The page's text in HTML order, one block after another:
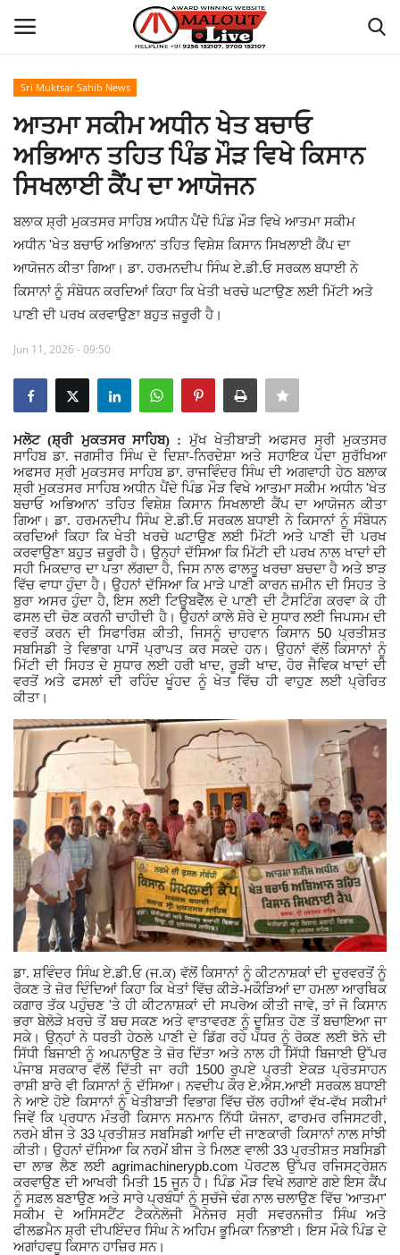
Home
How to Reach Malout
Privacy Policy
Malout News
History of Malout
Giddarbaha
Railway Time Table
Lambi
Sri Muktsar Sahib News
Punjab
Life & Style
Important
Contact Us
Sri Muktsar Sahib News
ਆਤਮਾ ਸਕੀਮ ਅਧੀਨ ਖੇਤ ਬਚਾਓ
ਅਭਿਆਨ ਤਹਿਤ ਪਿੰਡ ਮੌੜ ਵਿਖੇ ਕਿਸਾਨ
ਸਿਖਲਾਈ ਕੈਂਪ ਦਾ ਆਯੋਜਨ
ਬਲਾਕ ਸ਼੍ਰੀ ਮੁਕਤਸਰ ਸਾਹਿਬ ਅਧੀਨ ਪੈਂਦੇ ਪਿੰਡ ਮੌੜ ਵਿਖੇ ਆਤਮਾ ਸਕੀਮ
ਅਧੀਨ 'ਖੇਤ ਬਚਾਓ ਅਭਿਆਨ' ਤਹਿਤ ਵਿਸ਼ੇਸ਼ ਕਿਸਾਨ ਸਿਖਲਾਈ ਕੈਂਪ ਦਾ
ਆਯੋਜਨ ਕੀਤਾ ਗਿਆ। ਡਾ. ਹਰਮਨਦੀਪ ਸਿੰਘ ਏ.ਡੀ.ਓ ਸਰਕਲ ਬਧਾਈ ਨੇ
ਕਿਸਾਨਾਂ ਨੂੰ ਸੰਬੋਧਨ ਕਰਦਿਆਂ ਕਿਹਾ ਕਿ ਖੇਤੀ ਖਰਚੇ ਘਟਾਉਣ ਲਈ ਮਿੱਟੀ ਅਤੇ
ਪਾਣੀ ਦੀ ਪਰਖ ਕਰਵਾਉਣਾ ਬਹੁਤ ਜ਼ਰੂਰੀ ਹੈ।
Jun 11, 2026 - 09:50
ਮਲੋਟ (ਸ਼੍ਰੀ ਮੁਕਤਸਰ ਸਾਹਿਬ) : ਮੁੱਖ ਖੇਤੀਬਾੜੀ ਅਫਸਰ ਸ੍ਰੀ ਮੁਕਤਸਰ
ਸਾਹਿਬ ਡਾ. ਜਗਸੀਰ ਸਿੰਘ ਦੇ ਦਿਸ਼ਾ-ਨਿਰਦੇਸ਼ਾ ਅਤੇ ਸਹਾਇਕ ਪੌਦਾ ਸੁਰੱਖਿਆ
ਅਫਸਰ ਸ੍ਰੀ ਮੁਕਤਸਰ ਸਾਹਿਬ ਡਾ. ਰਾਜਵਿੰਦਰ ਸਿੰਘ ਦੀ ਅਗਵਾਹੀ ਹੇਠ ਬਲਾਕ
ਸ਼੍ਰੀ ਮੁਕਤਸਰ ਸਾਹਿਬ ਅਧੀਨ ਪੈਂਦੇ ਪਿੰਡ ਮੌੜ ਵਿਖੇ ਆਤਮਾ ਸਕੀਮ ਅਧੀਨ'ਖੇਤ
ਬਚਾਓ ਅਭਿਆਨ' ਤਹਿਤ ਵਿਸ਼ੇਸ਼ ਕਿਸਾਨ ਸਿਖਲਾਈ ਕੈਂਪ ਦਾ ਆਯੋਜਨ ਕੀਤਾ
ਗਿਆ। ਡਾ. ਹਰਮਨਦੀਪ ਸਿੰਘ ਏ.ਡੀ.ਓ ਸਰਕਲ ਬਧਾਈ ਨੇ ਕਿਸਾਨਾਂ ਨੂੰ ਸੰਬੋਧਨ
ਕਰਦਿਆਂ ਕਿਹਾ ਕਿ ਖੇਤੀ ਖਰਚੇ ਘਟਾਉਣ ਲਈ ਮਿੱਟੀ ਅਤੇ ਪਾਣੀ ਦੀ ਪਰਖ
ਕਰਵਾਉਣਾ ਬਹੁਤ ਜ਼ਰੂਰੀ ਹੈ। ਉਨ੍ਹਾਂ ਦੱਸਿਆ ਕਿ ਮਿੱਟੀ ਦੀ ਪਰਖ ਨਾਲ ਖਾਦਾਂ ਦੀ
ਸਹੀ ਮਿਕਦਾਰ ਦਾ ਪਤਾ ਲੱਗਦਾ ਹੈ, ਜਿਸ ਨਾਲ ਫਾਲਤੂ ਖਰਚਾ ਬਚਦਾ ਹੈ ਅਤੇ ਝਾੜ
ਵਿੱਚ ਵਾਧਾ ਹੁੰਦਾ ਹੈ। ਉਹਨਾਂ ਦੱਸਿਆ ਕਿ ਮਾੜੇ ਪਾਣੀ ਕਾਰਨ ਜ਼ਮੀਨ ਦੀ ਸਿਹਤ ਤੇ
ਬੁਰਾ ਅਸਰ ਹੁੰਦਾ ਹੈ,ਇਸ ਲਈ ਟਿਊਬਵੈੱਲ ਦੇ ਪਾਣੀ ਦੀ ਟੈਸਟਿੰਗ ਕਰਵਾ ਕੇ ਹੀ
ਫਸਲ ਦੀ ਚੋਣ ਕਰਨੀ ਚਾਹੀਦੀ ਹੈ। ਉਹਨਾਂ ਕਾਲੇ ਸ਼ੋਰੇ ਦੇ ਸੁਧਾਰ ਲਈ ਜਿਪਸਮ ਦੀ
ਵਰਤੋਂ ਕਰਨ ਦੀ ਸਿਫਾਰਿਸ਼ ਕੀਤੀ, ਜਿਸਨੂੰ ਚਾਹਵਾਨ ਕਿਸਾਨ 50 ਪ੍ਰਤੀਸ਼ਤ
ਸਬਸਿਡੀ ਤੇ ਵਿਭਾਗ ਪਾਸੋਂ ਪ੍ਰਾਪਤ ਕਰ ਸਕਦੇ ਹਨ। ਉਹਨਾਂ ਵੱਲੋਂ ਕਿਸਾਨਾਂ ਨੂੰ
ਮਿੱਟੀ ਦੀ ਸਿਹਤ ਦੇ ਸੁਧਾਰ ਲਈ ਹਰੀ ਖਾਦ,ਰੂੜੀ ਖਾਦ, ਹੋਰ ਜੈਵਿਕ ਖਾਦਾਂ ਦੀ
ਵਰਤੋਂ ਅਤੇ ਫਸਲਾਂ ਦੀ ਰਹਿੰਦ ਖੂੰਹਦ ਨੂੰ ਖੇਤ ਵਿੱਚ ਹੀ ਵਾਹੁਣ ਲਈ ਪ੍ਰੇਰਿਤ
ਕੀਤਾ।
ਡਾ. ਸ਼ਵਿੰਦਰ ਸਿੰਘ ਏ.ਡੀ.ਓ (ਜ.ਕ) ਵੱਲੋਂ ਕਿਸਾਨਾਂ ਨੂੰ ਕੀਟਨਾਸ਼ਕਾਂ ਦੀ ਦੁਰਵਰਤੋਂ ਨੂੰ
ਰੋਕਣ ਤੇ ਜ਼ੋਰ ਦਿੰਦਿਆਂ ਕਿਹਾ ਕਿ ਖੇਤਾਂ ਵਿੱਚ ਕੀੜੇ-ਮਕੌੜਿਆਂ ਦਾ ਹਮਲਾ ਆਰਥਿਕ
ਕਗਾਰ ਤੱਕ ਪਹੁੰਚਣ'ਤੇ ਹੀ ਕੀਟਨਾਸ਼ਕਾਂ ਦੀ ਸਪਰੇਅ ਕੀਤੀ ਜਾਵੇ, ਤਾਂ ਜੋ ਕਿਸਾਨ
ਭਰਾ ਬੇਲੋੜੇ ਖ਼ਰਚੇ ਤੋਂ ਬਚ ਸਕਣ ਅਤੇ ਵਾਤਾਵਰਣ ਨੂੰ ਦੂਸ਼ਿਤ ਹੋਣ ਤੋਂ ਬਚਾਇਆ ਜਾ
ਸਕੇ। ਉਨ੍ਹਾਂ ਨੇ ਧਰਤੀ ਹੇਠਲੇ ਪਾਣੀ ਦੇ ਡਿੱਗ ਰਹੇ ਪੱਧਰ ਨੂੰ ਰੋਕਣ ਲਈ ਝੋਨੇ ਦੀ
ਸਿੱਧੀ ਬਿਜਾਈ ਨੂੰ ਅਪਨਾਉਣ ਤੇ ਜ਼ੋਰ ਦਿੱਤਾ ਅਤੇ ਨਾਲ ਹੀ ਸਿੱਧੀ ਬਿਜਾਈ ਉੱਪਰ
ਪੰਜਾਬ ਸਰਕਾਰ ਵੱਲੋਂ ਦਿੱਤੀ ਜਾ ਰਹੀ 1500 ਰੁਪਏ ਪ੍ਰਤੀ ਏਕੜ ਪ੍ਰੋਤਸਾਹਨ
ਰਾਸ਼ੀ ਬਾਰੇ ਵੀ ਕਿਸਾਨਾਂ ਨੂੰ ਦੱਸਿਆ। ਨਵਦੀਪ ਕੌਰ ਏ.ਐਸ.ਆਈ ਸਰਕਲ ਬਧਾਈ
ਨੇ ਆਏ ਹੋਏ ਕਿਸਾਨਾਂ ਨੂੰ ਖੇਤੀਬਾੜੀ ਵਿਭਾਗ ਵਿੱਚ ਚੱਲ ਰਹੀਆਂ ਵੱਖ-ਵੱਖ ਸਕੀਮਾਂ
ਜਿਵੇਂ ਕਿ ਪ੍ਰਧਾਨ ਮੰਤਰੀ ਕਿਸਾਨ ਸਨਮਾਨ ਨਿੱਧੀ ਯੋਜਨਾ, ਫਾਰਮਰ ਰਜਿਸਟਰੀ,
ਨਰਮੇ ਬੀਜ ਤੇ 33 ਪ੍ਰਤੀਸ਼ਤ ਸਬਸਿਡੀ ਆਦਿ ਦੀ ਜਾਣਕਾਰੀ ਕਿਸਾਨਾਂ ਨਾਲ ਸਾਂਝੀ
ਕੀਤੀ। ਉਹਨਾਂ ਦੱਸਿਆ ਕਿ ਨਰਮੇਂ ਬੀਜ ਤੇ ਮਿਲਣ ਵਾਲੀ 33 ਪ੍ਰਤੀਸ਼ਤ ਸਬਸਿਡੀ
ਦਾ ਲਾਭ ਲੈਣ ਲਈagrimachinerypb.comਪੋਰਟਲ ਉੱਪਰ ਰਜਿਸਟ੍ਰੇਸ਼ਨ
ਕਰਵਾਉਣ ਦੀ ਆਖਰੀ ਮਿਤੀ 15ਜੂਨ ਹੈ। ਪਿੰਡ ਮੌੜ ਵਿਖੇ ਲਗਾਏ ਗਏ ਇਸ ਕੈਂਪ
ਨੂੰ ਸਫ਼ਲ ਬਣਾਉਣ ਅਤੇ ਸਾਰੇ ਪ੍ਰਬੰਧਾਂ ਨੂੰ ਸੁਚੱਜੇ ਢੰਗ ਨਾਲ ਚਲਾਉਣ ਵਿੱਚ'ਆਤਮਾ'
ਸਕੀਮ ਦੇ ਅਸਿਸਟੈਂਟ ਟੈਕਨੋਲੋਜੀ ਮੈਨੇਜਰ ਸ੍ਰੀ ਸਵਰਨਜੀਤ ਸਿੰਘ ਅਤੇ
ਫੀਲਡਮੈਨ ਸ਼੍ਰੀ ਦੀਪਇੰਦਰ ਸਿੰਘ ਨੇ ਅਹਿਮ ਭੂਮਿਕਾ ਨਿਭਾਈ। ਇਸ ਮੌਕੇ ਪਿੰਡ ਦੇ
ਅਗਾਂਹਵਧੂ ਕਿਸਾਨ ਹਾਜ਼ਿਰ ਸਨ।